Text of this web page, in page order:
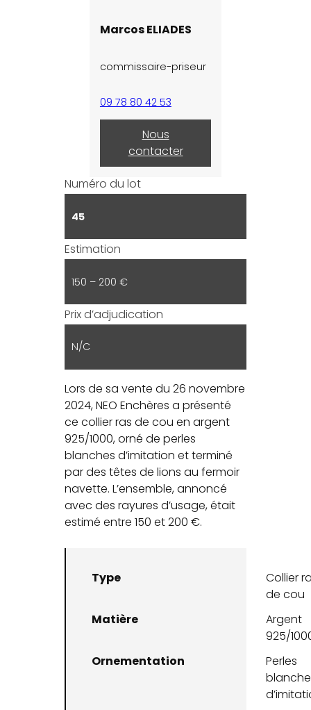
Marcos ELIADES
commissaire-priseur
09 78 80 42 53
Nous
contacter
Numéro du lot
45
Estimation
150 – 200 €
Prix d’adjudication
N/C
Lors de sa vente du 26 novembre
2024, NEO Enchères a présenté
ce collier ras de cou en argent
925/1000, orné de perles
blanches d’imitation et terminé
par des têtes de lions au fermoir
navette. L’ensemble, annoncé
avec des rayures d’usage, était
estimé entre 150 et 200 €.
Type
Collier
de cou
Matière
Argent
925/
Ornementation
Perles